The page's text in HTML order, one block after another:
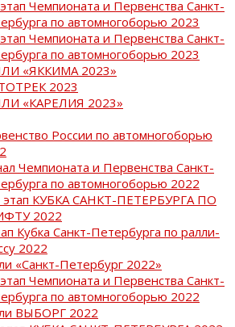
Чемпионата и Первенства Санкт-
по автомногоборью 2023
Чемпионата и Первенства Санкт-
по автомногоборью 2023
«ЯККИМА 2023»
2023
«КАРЕЛИЯ 2023»
России по автомногоборью
Чемпионата и Первенства Санкт-
по автомногоборью 2022
этап КУБКА САНКТ-ПЕТЕРБУРГА ПО
2022
Кубка Санкт-Петербурга по ралли-
2022
«Санкт-Петербург 2022»
Чемпионата и Первенства Санкт-
по автомногоборью 2022
ВЫБОРГ 2022